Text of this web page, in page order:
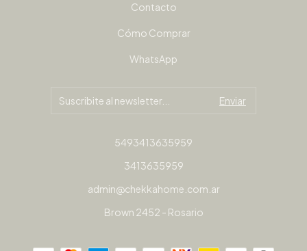
Contacto
Cómo Comprar
WhatsApp
5493413635959
3413635959
admin@chekkahome.com.ar
Brown 2452 - Rosario